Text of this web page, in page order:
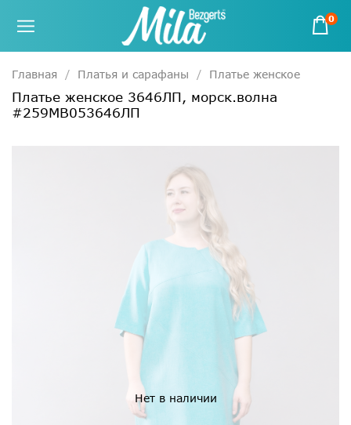
0
Главная Платья и сарафаны Платье женское
Платье женское 3646ЛП, морск.волна
#259МВ053646ЛП
Нет в наличии